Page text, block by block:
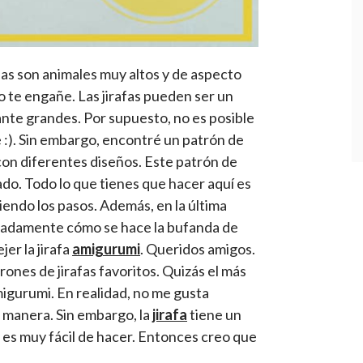
son animales muy altos y de aspecto
te engañe. Las jirafas pueden ser un
grandes. Por supuesto, no es posible
Sin embargo, encontré un patrón de
diferentes diseños. Este patrón de
Todo lo que tienes que hacer aquí es
los pasos. Además, en la última
cómo se hace la bufanda de
la jirafa amigurumi. Queridos amigos.
de jirafas favoritos. Quizás el más
En realidad, no me gusta
Sin embargo, la jirafatiene un
muy fácil de hacer. Entonces creo que